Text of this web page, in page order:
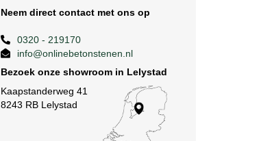
Neem direct contact met ons op
0320 - 219170
info@onlinebetonstenen.nl
Bezoek onze showroom in Lelystad
Kaapstanderweg 41
8243 RB Lelystad